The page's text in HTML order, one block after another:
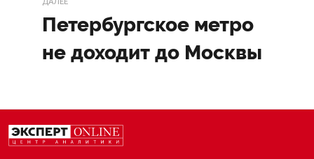
Петербургское метро
не доходит до Москвы